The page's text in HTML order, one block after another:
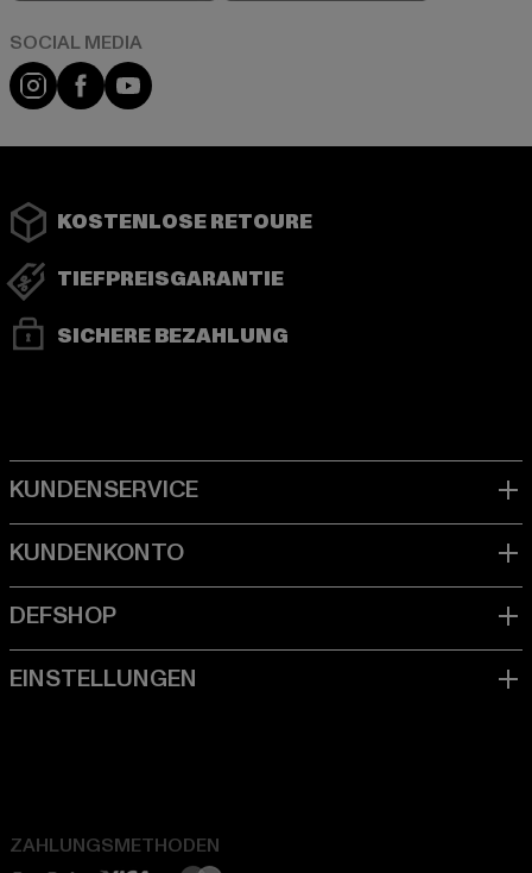
Instagram
FacebookYouTube
KOSTENLOSE RETOURE
TIEFPREISGARANTIE
SICHERE BEZAHLUNG
ZAHLUNGSMETHODEN